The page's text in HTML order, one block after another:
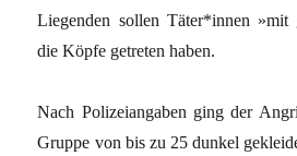
Liegenden sollen Täter*innen »mit
die Köpfe getreten haben.
Nach Polizeiangaben ging der
Gruppe von bis zu 25 dunkel